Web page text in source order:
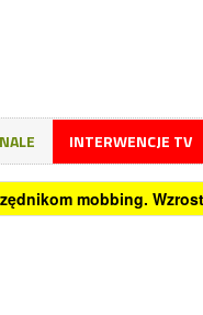
INTERWENCJE TV
mobbing.